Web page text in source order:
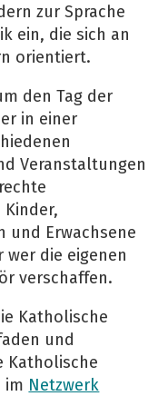
zur Sprache
ein, die sich an
orientiert.
den Tag der
in einer
Veranstaltungen
und Erwachsene
die eigenen
verschaffen.
Katholische
und
Katholische
im Netzwerk